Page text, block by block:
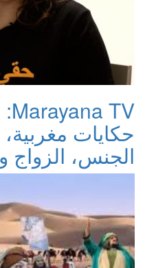
حكايات
الجنس، الزواج